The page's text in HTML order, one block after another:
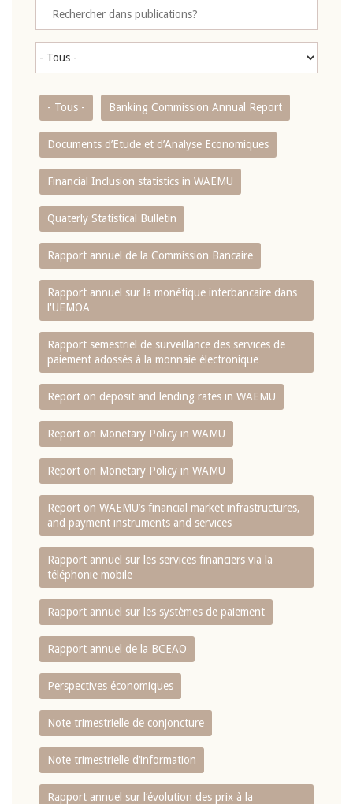
- Tous - Banking Commission Annual Report
Documents d’Etude et d’Analyse Economiques
Financial Inclusion statistics in WAEMU
Quaterly Statistical Bulletin
Rapport annuel de la Commission Bancaire
Rapport annuel sur la monétique interbancaire dans
l'UEMOA
Rapport semestriel de surveillance des services de
paiement adossés à la monnaie électronique
Report on deposit and lending rates in WAEMU
Report on Monetary Policy in WAMU
Report on Monetary Policy in WAMU
Report on WAEMU’s financial market infrastructures,
and payment instruments and services
Rapport annuel sur les services financiers via la
téléphonie mobile
Rapport annuel sur les systèmes de paiement
Rapport annuel de la BCEAO
Perspectives économiques
Note trimestrielle de conjoncture
Note trimestrielle d‘information
Rapport annuel sur l‘évolution des prix à la